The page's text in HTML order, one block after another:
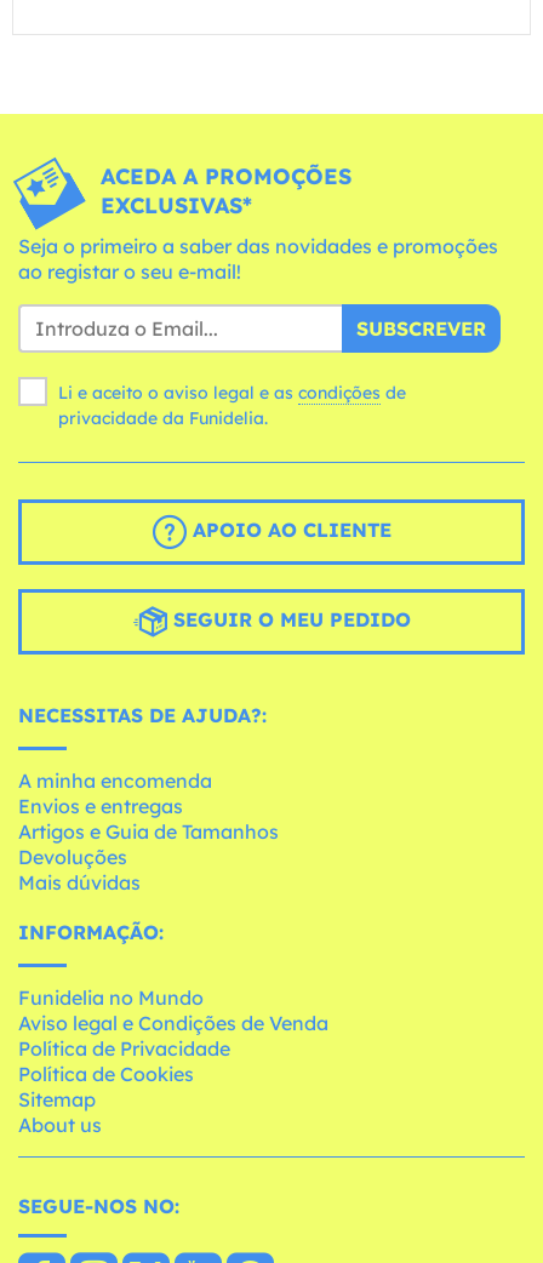
ACEDA A PROMOÇÕES
EXCLUSIVAS*
Seja o primeiro a saber das novidades e promoções
ao registar o seu e-mail!
SUBSCREVER
Li e aceito o aviso legal e as condições
privacidade da Funidelia.
APOIO AO CLIENTE
SEGUIR O MEU PEDIDO
NECESSITAS DE AJUDA?:
A minha encomenda
Envios e entregas
Artigos e Guia de Tamanhos
Devoluções
Mais dúvidas
INFORMAÇÃO:
Funidelia no Mundo
Aviso legal e Condições de Venda
Política de Privacidade
Política de Cookies
Sitemap
About us
SEGUE-NOS NO: